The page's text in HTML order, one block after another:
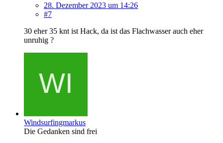
28. Dezember 2023 um 14:26
#7
30 eher 35 knt ist Hack, da ist das Flachwasser auch eher
unruhig ?
Windsurfingmarkus
Die Gedanken sind frei